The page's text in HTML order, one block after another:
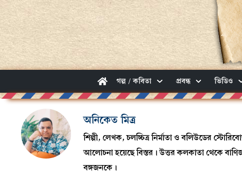
গল্প / কবিতা প্রবন্ধ ভিডিও
অনিকেত মিত্র
শিল্পী, লেখক, চলচ্চিত্র নির্মাতা ও বলিউডের
আলোচনা হয়েছে বিস্তর। উত্তর কলকাতা থেকে
বঙ্গজনকে।